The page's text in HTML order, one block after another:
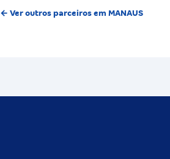
← Ver outros parceiros em MANAUS